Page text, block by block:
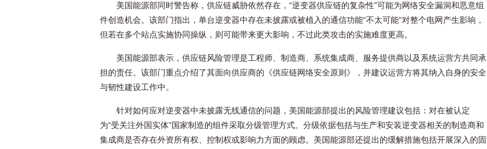
美国能源部同时警告称，供应链威胁依然存在，“逆变器供应链的复杂性”可能为网络安全漏洞和恶意组
件创造机会。该部门指出，单台逆变器中存在未披露或被植入的通信功能“不太可能”对整个电网产生影响，
但若在多个站点实施协同操纵，则可能带来更大影响，不过此类攻击的实施难度更高。
美国能源部表示，供应链风险管理是工程师、制造商、系统集成商、服务提供商以及系统运营方共同承
担的责任。该部门重点介绍了其面向供应商的《供应链网络安全原则》，并建议运营方将其纳入自身的安全
与韧性建设工作中。
针对如何应对逆变器中未披露无线通信的问题，美国能源部提出的风险管理建议包括：对在被认定
为“受关注外国实体”国家制造的组件采取分级管理方式。分级依据包括与生产和安装逆变器相关的制造商和
集成商是否存在外资所有权、控制权或影响力方面的顾虑。美国能源部还提出的缓解措施包括开展深入的固